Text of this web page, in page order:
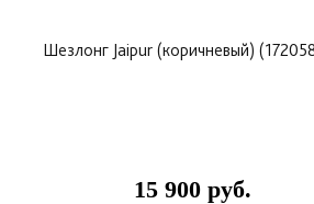
Шезлонг Jaipur (коричневый)
15 900 руб.